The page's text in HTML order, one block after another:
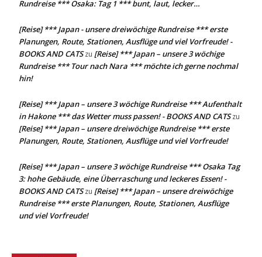
Rundreise *** Osaka: Tag 1 *** bunt, laut, lecker…
[Reise] *** Japan - unsere dreiwöchige Rundreise *** erste
Planungen, Route, Stationen, Ausflüge und viel Vorfreude! -
BOOKS AND CATSzu [Reise] *** Japan – unsere 3 wöchige
Rundreise *** Tour nach Nara *** möchte ich gerne nochmal
hin!
[Reise] *** Japan – unsere 3 wöchige Rundreise *** Aufenthalt
in Hakone *** das Wetter muss passen! - BOOKS AND CATSzu
[Reise] *** Japan – unsere dreiwöchige Rundreise *** erste
Planungen, Route, Stationen, Ausflüge und viel Vorfreude!
[Reise] *** Japan – unsere 3 wöchige Rundreise *** Osaka Tag
3: hohe Gebäude, eine Überraschung und leckeres Essen! -
BOOKS AND CATSzu [Reise] *** Japan – unsere dreiwöchige
Rundreise *** erste Planungen, Route, Stationen, Ausflüge
und viel Vorfreude!